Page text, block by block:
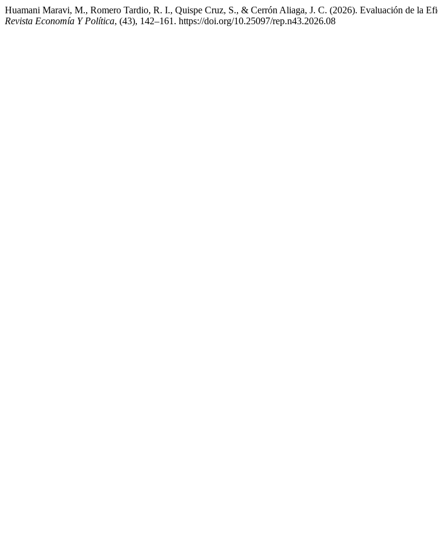
Huamani Maravi, M., Romero Tardio, R. I., Quispe Cruz, S., & Cerrón Aliaga, J. C. (2026). Evaluación de la
Revista Economía Y Política, (43), 142–161. https://doi.org/10.25097/rep.n43.2026.08